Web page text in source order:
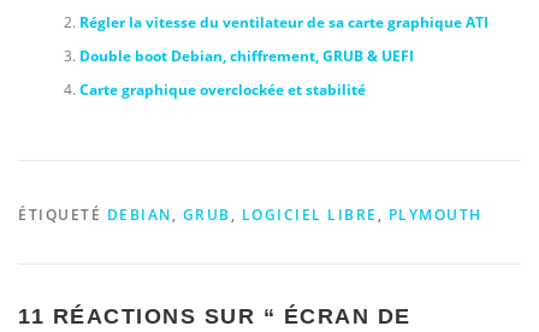
Régler la vitesse du ventilateur de sa carte graphique ATI
Double boot Debian, chiffrement, GRUB & UEFI
Carte graphique overclockée et stabilité
ÉTIQUETÉ DEBIAN, GRUB, LOGICIEL LIBRE , PLYMOUTH
11 RÉACTIONS SUR “ ÉCRAN DE